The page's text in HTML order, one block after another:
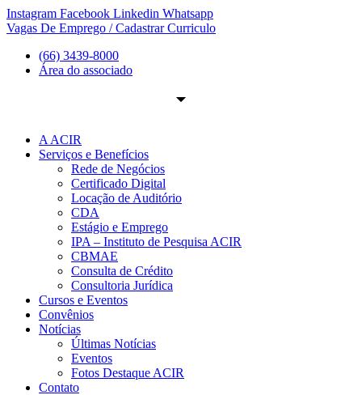
Ir
para
conteúdo
Instagram Facebook Linkedin Whatsapp
Vagas De Emprego / Cadastrar Curriculo
(66) 3439-8000
Área do associado
A ACIR
Serviços e Benefícios
Rede de Negócios
Certificado Digital
Locação de Auditório
CDA
Estágio e Emprego
IPA – Instituto de Pesquisa ACIR
CBMAE
Consulta de Crédito
Consultoria Jurídica
Cursos e Eventos
Convênios
Notícias
Últimas Notícias
Eventos
Fotos Destaque ACIR
Contato